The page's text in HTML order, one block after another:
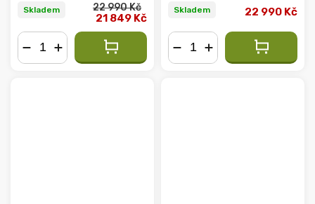
Skladem 22 990 Kč
21 849 Kč
Skladem 22 990 Kč